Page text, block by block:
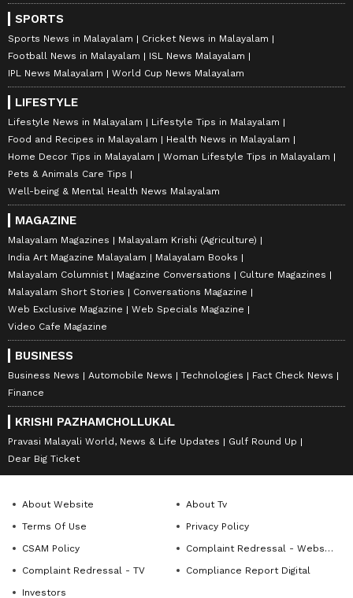
SPORTS
Sports News in Malayalam
Cricket News in Malayalam
Football News in Malayalam
ISL News Malayalam
IPL News Malayalam
World Cup News Malayalam
LIFESTYLE
Lifestyle News in Malayalam
Lifestyle Tips in Malayalam
Food and Recipes in Malayalam
Health News in Malayalam
Home Decor Tips in Malayalam
Woman Lifestyle Tips in Malayalam
Pets & Animals Care Tips
Well-being & Mental Health News Malayalam
MAGAZINE
Malayalam Magazines
Malayalam Krishi (Agriculture)
India Art Magazine Malayalam
Malayalam Books
Malayalam Columnist
Magazine Conversations
Culture Magazines
Malayalam Short Stories
Conversations Magazine
Web Exclusive Magazine
Web Specials Magazine
Video Cafe Magazine
BUSINESS
Business News Automobile News Technologies
Fact Check News
Finance
KRISHI PAZHAMCHOLLUKAL
Pravasi Malayali World, News & Life Updates
Gulf Round Up
Dear Big Ticket
About Website
About Tv
Terms Of Use
Privacy Policy
CSAM Policy
Complaint Redressal - Website
Complaint Redressal - TV
Compliance Report Digital
Investors